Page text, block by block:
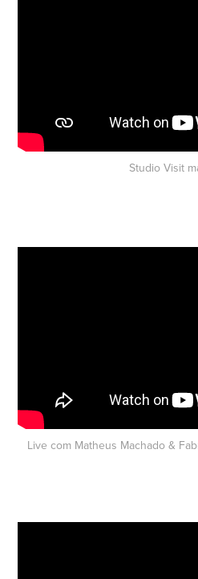
Studio Visit
Live com Matheus Machado &